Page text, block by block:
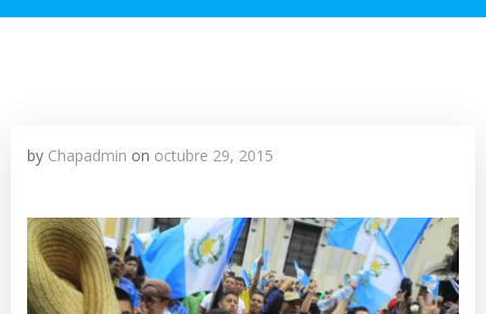
by Chapadmin on octubre 29, 2015